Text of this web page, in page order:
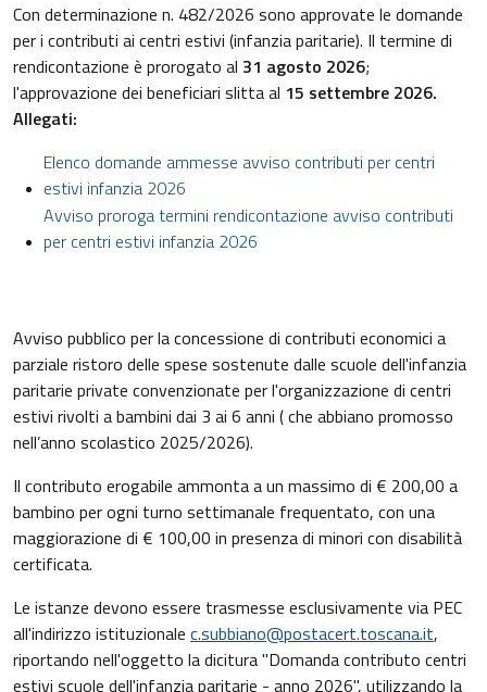
Con determinazione n. 482/2026 sono approvate le domande
per i contributi ai centri estivi (infanzia paritarie). Il termine di
rendicontazione è prorogato al 31 agosto 2026;
l'approvazione dei beneficiari slitta al 15 settembre 2026.
Allegati:
Elenco domande ammesse avviso contributi per centri
estivi infanzia 2026
Avviso proroga termini rendicontazione avviso contributi
per centri estivi infanzia 2026
Avviso pubblico per la concessione di contributi economici a
parziale ristoro delle spese sostenute dalle scuole dell'infanzia
paritarie private convenzionate per l'organizzazione di centri
estivi rivolti a bambini dai 3 ai 6 anni ( che abbiano promosso
nell’anno scolastico 2025/2026).
Il contributo erogabile ammonta a un massimo di € 200,00 a
bambino per ogni turno settimanale frequentato, con una
maggiorazione di € 100,00 in presenza di minori con disabilità
certificata.
Le istanze devono essere trasmesse esclusivamente via PEC
all'indirizzo istituzionale c.subbiano@postacert.toscana.it,
riportando nell'oggetto la dicitura "Domanda contributo centri
estivi scuole dell'infanzia paritarie - anno 2026", utilizzando la